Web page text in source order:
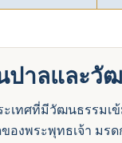
ปาลและวั
ะเทศที่มีวัฒนธรรม
องพระพุทธเจ้า มรด